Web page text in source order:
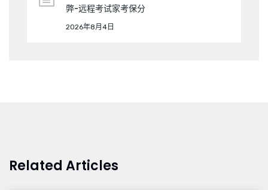
弊-远程考试家考保分
2026年8月4日
Related Articles